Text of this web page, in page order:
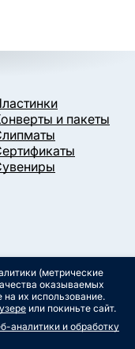
и пакеты
(метрические
оказываемых
на их использование.
или покиньте сайт.
аналитики и обработку